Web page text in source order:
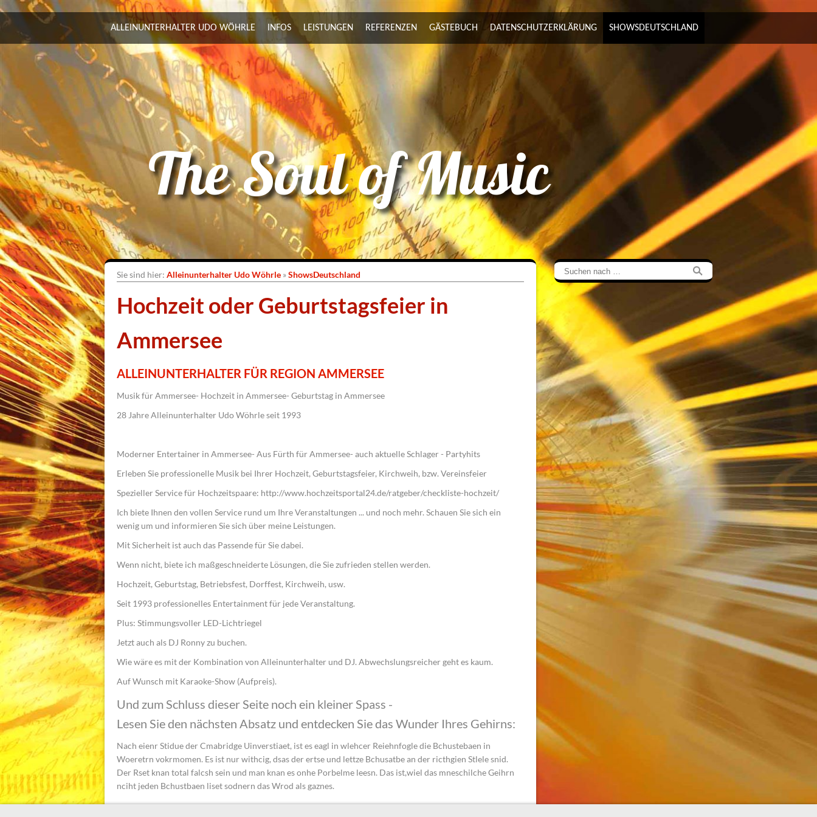
ALLEINUNTERHALTER UDO WÖHRLE INFOS LEISTUNGEN REFERENZEN GÄSTEBUCH DATENSCHUTZERKLÄRUNG SHOWSDEUTSCHLAND
The Soul of Music
Sie sind hier: Alleinunterhalter Udo Wöhrle »ShowsDeutschland
Hochzeit oder Geburtstagsfeier in
Ammersee
ALLEINUNTERHALTER FÜR REGION AMMERSEE
Musik für Ammersee- Hochzeit in Ammersee- Geburtstag in Ammersee
28 Jahre Alleinunterhalter Udo Wöhrle seit 1993
Moderner Entertainer in Ammersee- Aus Fürth für Ammersee- auch aktuelle Schlager - Partyhits
Erleben Sie professionelle Musik bei Ihrer Hochzeit, Geburtstagsfeier, Kirchweih, bzw. Vereinsfeier
Spezieller Service für Hochzeitspaare: http://www.hochzeitsportal24.de/ratgeber/checkliste-hochzeit/
Ich biete Ihnen den vollen Service rund um Ihre Veranstaltungen ... und noch mehr. Schauen Sie sich ein
wenig um und informieren Sie sich über meine Leistungen.
Mit Sicherheit ist auch das Passende für Sie dabei.
Wenn nicht, biete ich maßgeschneiderte Lösungen, die Sie zufrieden stellen werden.
Hochzeit, Geburtstag, Betriebsfest, Dorffest, Kirchweih, usw.
Seit 1993 professionelles Entertainment für jede Veranstaltung.
Plus: Stimmungsvoller LED-Lichtriegel
Jetzt auch als DJ Ronny zu buchen.
Wie wäre es mit der Kombination von Alleinunterhalter und DJ. Abwechslungsreicher geht es kaum.
Auf Wunsch mit Karaoke-Show (Aufpreis).
Und zum Schluss dieser Seite noch ein kleiner Spass -
Lesen Sie den nächsten Absatz und entdecken Sie das Wunder Ihres Gehirns:
Nach eienr Stidue der Cmabridge Uinverstiaet, ist es eagl in wlehcer Reiehnfogle die Bchustebaen in
Woeretrn vokrmomen. Es ist nur withcig, dsas der ertse und lettze Bchusatbe an der ricthgien Stlele snid.
Der Rset knan total falcsh sein und man knan es onhe Porbelme leesn. Das ist,wiel das mneschilche Geihrn
nciht jeden Bchustbaen liset sodnern das Wrod als gaznes.